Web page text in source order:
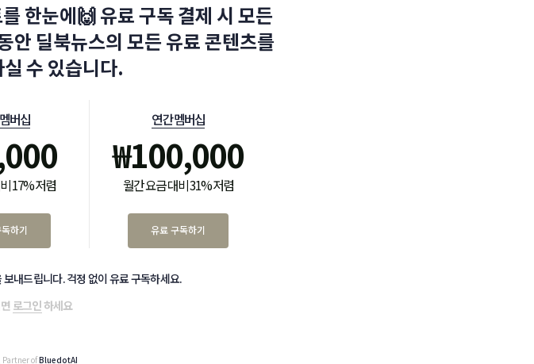
한눈에🙌 유료 구독 결제 시 모든
안 딜북뉴스의 모든 유료 콘텐츠를
수 있습니다.
버십
17% 저렴
하기
연간 멤버십
₩100,000
월간 요금 대비 31% 저렴
유료 구독하기
내드립니다. 걱정 없이 유료 구독하세요.
로그인하세요
Partner ofBluedotAI